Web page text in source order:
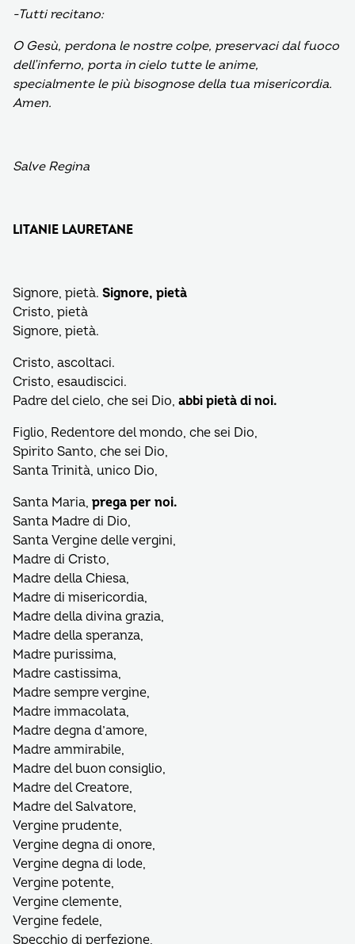
-Tutti recitano:
O Gesù, perdona le nostre colpe, preservaci dal fuoco
dell’inferno, porta in cielo tutte le anime,
specialmente le più bisognose della tua misericordia.
Amen.
Salve Regina
LITANIE LAURETANE
Signore, pietà. Signore, pietà
Cristo, pietà
Signore, pietà.
Cristo, ascoltaci.
Cristo, esaudiscici.
Padre del cielo, che sei Dio, abbi pietà di noi.
Figlio, Redentore del mondo, che sei Dio,
Spirito Santo, che sei Dio,
Santa Trinità, unico Dio,
Santa Maria, prega per noi.
Santa Madre di Dio,
Santa Vergine delle vergini,
Madre di Cristo,
Madre della Chiesa,
Madre di misericordia,
Madre della divina grazia,
Madre della speranza,
Madre purissima,
Madre castissima,
Madre sempre vergine,
Madre immacolata,
Madre degna d’amore,
Madre ammirabile,
Madre del buon consiglio,
Madre del Creatore,
Madre del Salvatore,
Vergine prudente,
Vergine degna di onore,
Vergine degna di lode,
Vergine potente,
Vergine clemente,
Vergine fedele,
Specchio di perfezione,